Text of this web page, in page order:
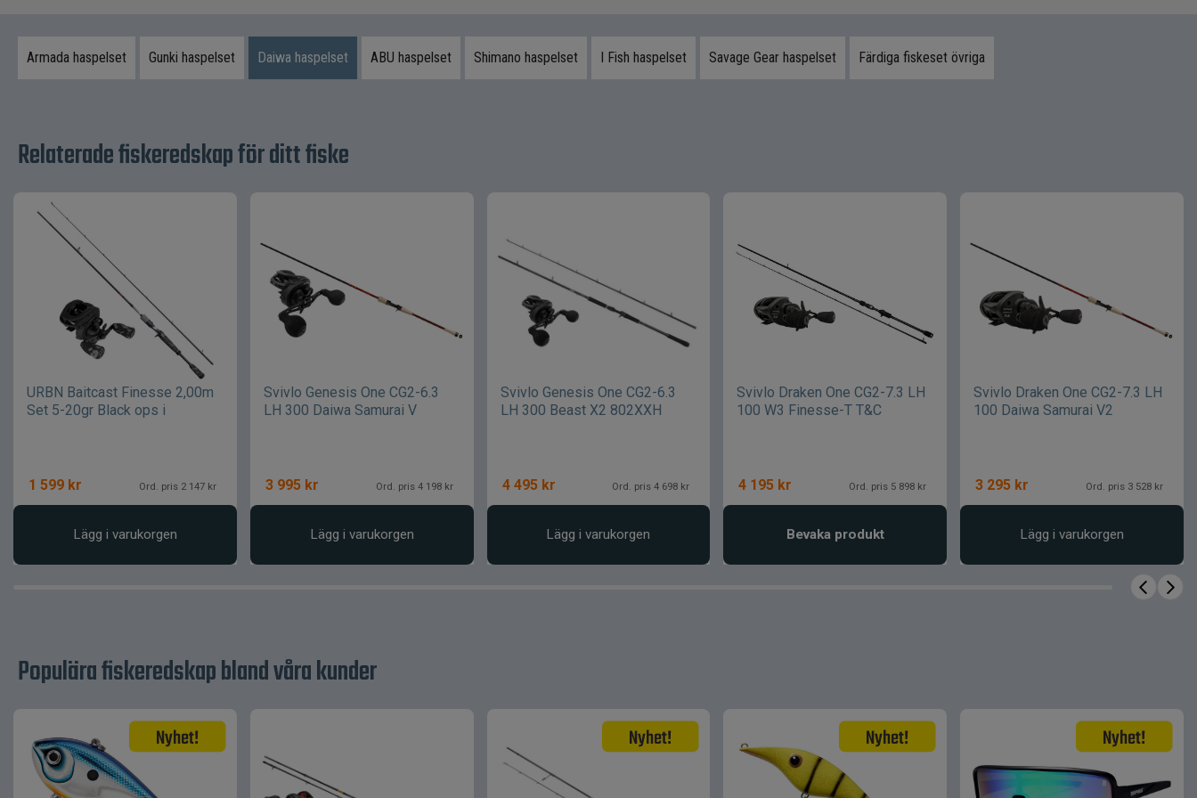
Armada haspelset Gunki haspelset Daiwa haspelset ABU haspelset Shimano haspelset I Fish haspelset Savage Gear haspelset Färdiga fiskeset övriga
Relaterade fiskeredskap för ditt fiske
URBN Baitcast Finesse 2,00m
Set 5-20gr Black ops i
1 599 kr Ord. pris 2 147 kr
Lägg i varukorgen
Svivlo Genesis One CG2-6.3
LH 300 Daiwa Samurai V
3 995 kr Ord. pris 4 198 kr
Lägg i varukorgen
Svivlo Genesis One CG2-6.3
LH 300 Beast X2 802XXH
4 495 kr Ord. pris 4 698 kr
Lägg i varukorgen
Svivlo Draken One CG2-7.3 LH
100 W3 Finesse-T T&C
4 195 kr Ord. pris 5 898 kr
Bevaka produkt
Svivlo Draken One CG2-7.3 LH
100 Daiwa Samurai V2
3 295 kr Ord. pris 3 528 kr
Lägg i varukorgen
Populära fiskeredskap bland våra kunder